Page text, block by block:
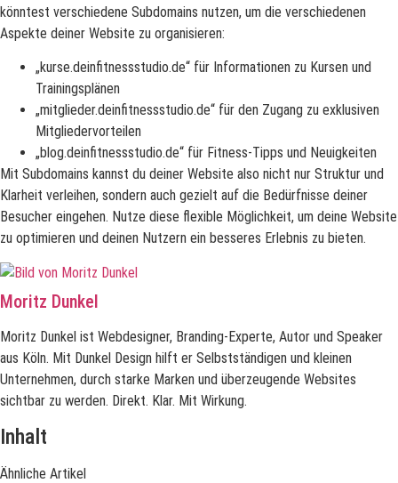
könntest verschiedene Subdomains nutzen, um die verschiedenen
Aspekte deiner Website zu organisieren:
„kurse.deinfitnessstudio.de“ für Informationen zu Kursen und
Trainingsplänen
„mitglieder.deinfitnessstudio.de“ für den Zugang zu exklusiven
Mitgliedervorteilen
„blog.deinfitnessstudio.de“ für Fitness-Tipps und Neuigkeiten
Mit Subdomains kannst du deiner Website also nicht nur Struktur und
Klarheit verleihen, sondern auch gezielt auf die Bedürfnisse deiner
Besucher eingehen. Nutze diese flexible Möglichkeit, um deine Website
zu optimieren und deinen Nutzern ein besseres Erlebnis zu bieten.
Moritz Dunkel
Moritz Dunkel ist Webdesigner, Branding-Experte, Autor und Speaker
aus Köln. Mit Dunkel Design hilft er Selbstständigen und kleinen
Unternehmen, durch starke Marken und überzeugende Websites
sichtbar zu werden. Direkt. Klar. Mit Wirkung.
Inhalt
Ähnliche Artikel